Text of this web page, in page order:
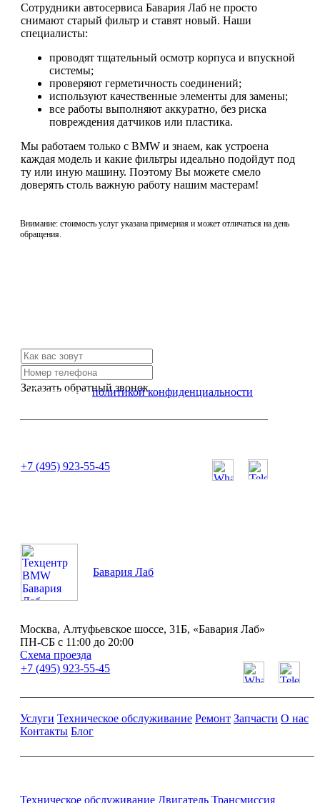
Сотрудники автосервиса Бавария Лаб не просто
снимают старый фильтр и ставят новый. Наши
специалисты:
проводят тщательный осмотр корпуса и впускной
системы;
проверяют герметичность соединений;
используют качественные элементы для замены;
все работы выполняют аккуратно, без риска
повреждения датчиков или пластика.
Мы работаем только с BMW и знаем, как устроена
каждая модель и какие фильтры идеально подойдут под
ту или иную машину. Поэтому Вы можете смело
доверять столь важную работу нашим мастерам!
Внимание: стоимость услуг указана примерная и может отличаться на день
обращения.
Заказать обратный звонок
Я согласен сполитикой конфиденциальности
+7 (495) 923-55-45
Бавария Лаб
Москва, Алтуфьевское шоссе, 31Б, «Бавария Лаб»
ПН-СБ с 11:00 до 20:00
Схема проезда
+7 (495) 923-55-45
Услуги Техническое обслуживание Ремонт Запчасти О нас
Контакты Блог
Техническое обслуживание Двигатель Трансмиссия